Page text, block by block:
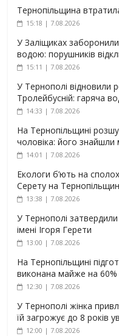
Тернопільщина
15:18 | 7.08.2026
У Заліщиках
водою: порушників
15:11 | 7.08.2026
У Тернополі відновили
Тролейбусній: гаряча
14:33 | 7.08.2026
На Тернопільщині
чоловіка: його
14:01 | 7.08.2026
Екологи б’ють на
Серету на
13:38 | 7.08.2026
У Тернополі
імені Ігоря Герети
13:00 | 7.08.2026
На Тернопільщині
виконана майже на 60%
12:30 | 7.08.2026
У Тернополі жінка
їй загрожує до 8 років
12:00 | 7.08.2026